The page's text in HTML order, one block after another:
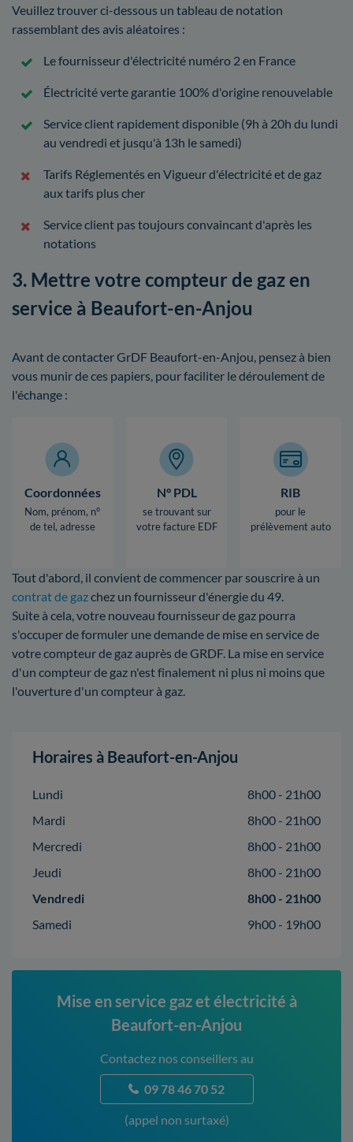
Veuillez trouver ci-dessous un tableau de notation
rassemblant des avis aléatoires :
Le fournisseur d'électricité numéro 2 en France
Électricité verte garantie 100% d'origine renouvelable
Service client rapidement disponible (9h à 20h du lundi
au vendredi et jusqu'à 13h le samedi)
Tarifs Réglementés en Vigueur d'électricité et de gaz
aux tarifs plus cher
Service client pas toujours convaincant d'après les
notations
3. Mettre votre compteur de gaz en
service à Beaufort-en-Anjou
Avant de contacter GrDF Beaufort-en-Anjou, pensez à bien
vous munir de ces papiers, pour faciliter le déroulement de
l'échange :
Coordonnées
Nom, prénom, n°
de tel, adresse
N° PDL
se trouvant sur
votre facture EDF
RIB
pour le
prélèvement auto
Tout d'abord, il convient de commencer par souscrire à un
contrat de gazchez un fournisseur d'énergie du 49.
Suite à cela, votre nouveau fournisseur de gaz pourra
s'occuper de formuler une demande de mise en service de
votre compteur de gaz auprès de GRDF. La mise en service
d'un compteur de gaz n'est finalement ni plus ni moins que
l'ouverture d'un compteur à gaz.
Horaires à Beaufort-en-Anjou
Lundi
8h00 - 21h00
Mardi
8h00 - 21h00
Mercredi
8h00 - 21h00
Jeudi
8h00 - 21h00
Vendredi
8h00 - 21h00
Samedi
9h00 - 19h00
Mise en service gaz et électricité à
Beaufort-en-Anjou
Contactez nos conseillers au
09 78 46 70 52
(appel non surtaxé)